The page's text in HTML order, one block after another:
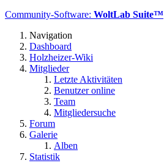
Community-Software: WoltLab Suite™
Navigation
Dashboard
Holzheizer-Wiki
Mitglieder
Letzte Aktivitäten
Benutzer online
Team
Mitgliedersuche
Forum
Galerie
Alben
Statistik